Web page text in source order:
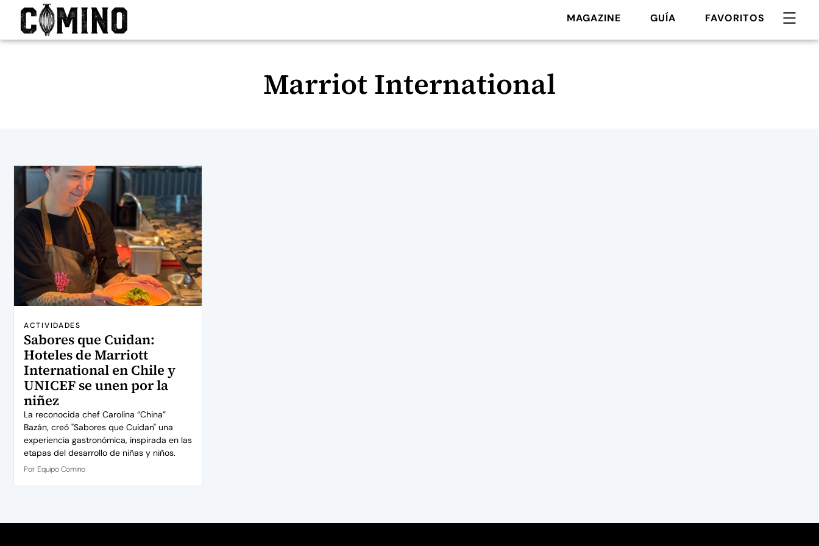
MAGAZINE GUÍA FAVORITOS
Marriot International
ACTIVIDADES
Sabores que Cuidan:
Hoteles de Marriott
International en Chile y
UNICEF se unen por la
niñez
La reconocida chef Carolina “China”
Bazán, creó "Sabores que Cuidan" una
experiencia gastronómica, inspirada en las
etapas del desarrollo de niñas y niños.
Por Equipo Comino